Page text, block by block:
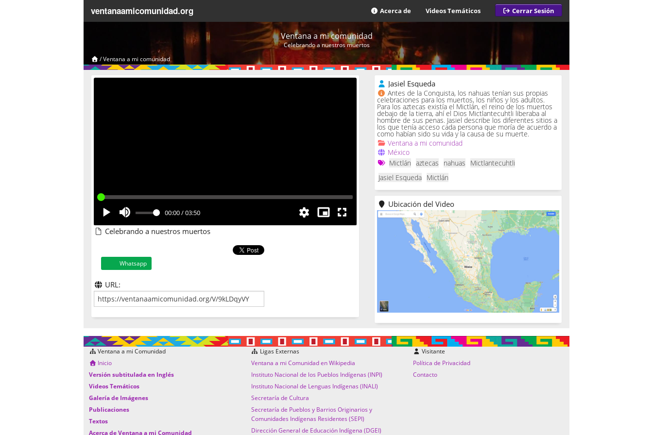
ventanaamicomunidad.org Acerca de Videos Temáticos Cerrar Sesión
Ventana a mi comunidad
Celebrando a nuestros muertos
/Ventana a mi comunidad
00:00/03:50
Celebrando a nuestros muertos
Whatsapp
URL:
Jasiel Esqueda
Antes de la Conquista, los nahuas tenían sus propias
celebraciones para los muertos, los niños y los adultos.
Para los aztecas existía el Mictlán, el reino de los muertos
debajo de la tierra, ahí el Dios Mictlantecuhtli liberaba al
hombre de sus penas. Jasiel describe los diferentes sitios a
los que tenía acceso cada persona que moría de acuerdo a
como habían sido su vida y la causa de su muerte.
Ventana a mi comunidad
México
Mictlán aztecas nahuas
Mictlantecuhtli
Jasiel Esqueda Mictlán
Ubicación del Video
Ventana a mi Comunidad
Inicio
Versión subtitulada en Inglés
Videos Temáticos
Galería de Imágenes
Publicaciones
Textos
Acerca de Ventana a mi Comunidad
Ligas Externas
Ventana a mi Comunidad en Wikipedia
Instituto Nacional de los Pueblos Indígenas (INPI)
Instituto Nacional de Lenguas Indígenas (INALI)
Secretaría de Cultura
Secretaría de Pueblos y Barrios Originarios y
Comunidades Indígenas Residentes (SEPI)
Dirección General de Educación Indígena (DGEI)
Visitante
Política de Privacidad
Contacto